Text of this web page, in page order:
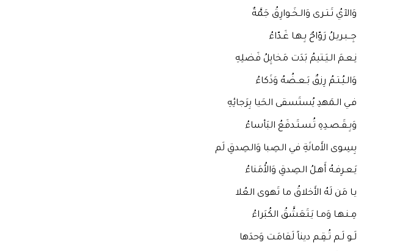
وَالآيُ تَـتـرى وَالـخَـوارِقُ جَمَّةٌ
جِــبـريـلُ رَوّاحٌ بِـهـا غَـدّاءُ
نِـعـمَ الـيَـتيمُ بَدَت مَخايِلُ فَضلِهِ
وَالـيُـتـمُ رِزقٌ بَـعـضُهُ وَذَكاءُ
فـي الـمَهدِ يُستَسقى الحَيا بِرَجائِهِ
وَبِـقَـصـدِهِ تُـسـتَـدفَعُ البَأساءُ
بِسِوى الأَمانَةِ في الصِبا وَالصِدقِ لَم
يَـعـرِفـهُ أَهـلُ الصِدقِ وَالأُمَناءُ
يـا مَن لَهُ الأَخلاقُ ما تَهوى العُلا
مِـنـهـا وَمـا يَـتَعَشَّقُ الكُبَراءُ
لَـو لَـم تُـقِـم ديناً لَقامَت وَحدَها